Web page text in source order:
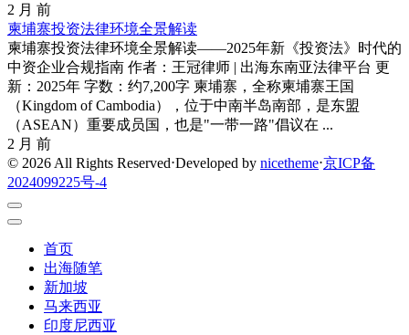
2 月 前
柬埔寨投资法律环境全景解读
柬埔寨投资法律环境全景解读——2025年新《投资法》时代的
中资企业合规指南 作者：王冠律师 | 出海东南亚法律平台 更
新：2025年 字数：约7,200字 柬埔寨，全称柬埔寨王国
（Kingdom of Cambodia），位于中南半岛南部，是东盟
（ASEAN）重要成员国，也是"一带一路"倡议在 ...
2 月 前
© 2026 All Rights Reserved⋅Developed by nicetheme⋅京ICP备
2024099225号-4
首页
出海随笔
新加坡
马来西亚
印度尼西亚